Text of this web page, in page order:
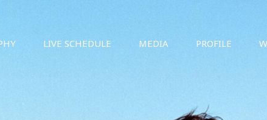
LIVE SCHEDULE MEDIA PROFILE